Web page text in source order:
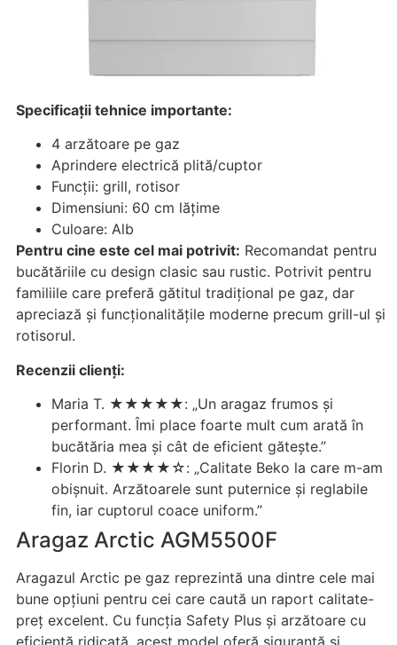
Specificații tehnice importante:
4 arzătoare pe gaz
Aprindere electrică plită/cuptor
Funcții: grill, rotisor
Dimensiuni: 60 cm lățime
Culoare: Alb
Pentru cine este cel mai potrivit: Recomandat pentru
bucătăriile cu design clasic sau rustic. Potrivit pentru
familiile care preferă gătitul tradițional pe gaz, dar
apreciază și funcționalitățile moderne precum grill-ul și
rotisorul.
Recenzii clienți:
Maria T. ★★★★★: „Un aragaz frumos și
performant. Îmi place foarte mult cum arată în
bucătăria mea și cât de eficient gătește.”
Florin D. ★★★★☆: „Calitate Beko la care m-am
obișnuit. Arzătoarele sunt puternice și reglabile
fin, iar cuptorul coace uniform.”
Aragaz Arctic AGM5500F
Aragazul Arctic pe gaz reprezintă una dintre cele mai
bune opțiuni pentru cei care caută un raport calitate-
preț excelent. Cu funcția Safety Plus și arzătoare cu
eficiență ridicată, acest model oferă siguranță și